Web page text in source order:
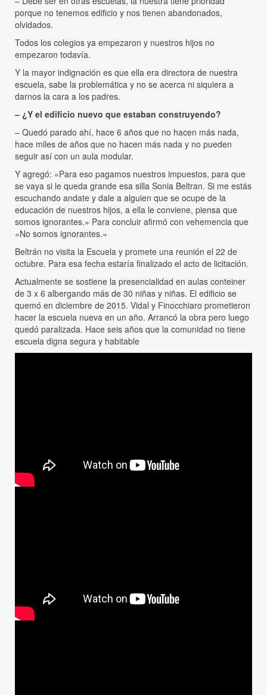
porque no tenemos edificio y nos tienen abandonados,
olvidados.
Todos los colegios ya empezaron y nuestros hijos no
empezaron todavía.
Y la mayor indignación es que ella era directora de nuestra
escuela, sabe la problemática y no se acerca ni siquiera a
darnos la cara a los padres.
– ¿Y el edificio nuevo que estaban construyendo?
– Quedó parado ahí, hace 6 años que no hacen más nada,
hace miles de años que no hacen más nada y no pueden
seguir así con un aula modular.
Y agregó: «Para eso pagamos nuestros impuestos, para que
se vaya si le queda grande esa silla Sonia Beltran. Si me estás
escuchando andate y dale a alguien que se ocupe de la
educación de nuestros hijos, a ella le conviene, piensa que
somos ignorantes.» Para concluir afirmó con vehemencia que
«No somos ignorantes.»
Beltrán no visita la Escuela y promete una reunión el 22 de
octubre. Para esa fecha estaría finalizado el acto de licitación.
Actualmente se sostiene la presencialidad en aulas conteiner
de 3 x 6 albergando más de 30 niñas y niñas. El edificio se
quemó en diciembre de 2015. Vidal y Finocchiaro prometieron
hacer la escuela nueva en un año. Arrancó la obra pero luego
quedó paralizada. Hace seis años que la comunidad no tiene
escuela digna segura y habitable